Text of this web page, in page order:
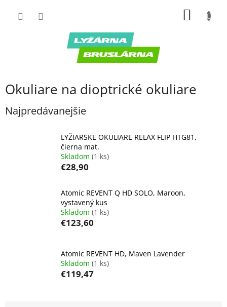
Okuliare na dioptrické okuliare
Najpredávanejšie
LYŽIARSKE OKULIARE RELAX FLIP HTG81,
čierna mat.
Skladom (1 ks)
€28,90
Atomic REVENT Q HD SOLO, Maroon,
vystavený kus
Skladom (1 ks)
€123,60
Atomic REVENT HD, Maven Lavender
Skladom (1 ks)
€119,47